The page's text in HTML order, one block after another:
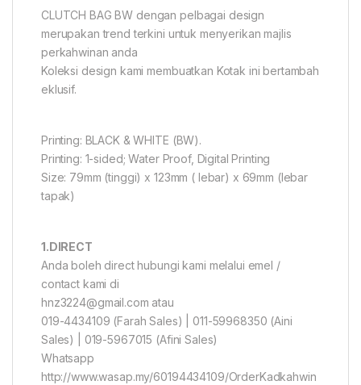
CLUTCH BAG BW dengan pelbagai design
merupakan trend terkini untuk menyerikan majlis
perkahwinan anda
Koleksi design kami membuatkan Kotak ini bertambah
eklusif.
Printing: BLACK & WHITE (BW).
Printing: 1-sided; Water Proof, Digital Printing
Size: 79mm (tinggi) x 123mm ( lebar) x 69mm (lebar
tapak)
1.DIRECT
Anda boleh direct hubungi kami melalui emel /
contact kami di
hnz3224@gmail.com atau
019-4434109 (Farah Sales) | 011-59968350 (Aini
Sales) | 019-5967015 (Afini Sales)
Whatsapp
http://www.wasap.my/60194434109/OrderKadkahwin